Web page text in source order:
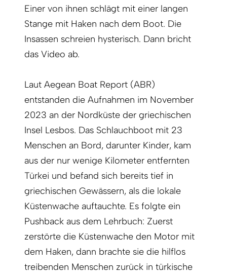
Einer von ihnen schlägt mit einer langen
Stange mit Haken nach dem Boot. Die
Insassen schreien hysterisch. Dann bricht
das Video ab.
Laut Aegean Boat Report (ABR)
entstanden die Aufnahmen im November
2023 an der Nordküste der griechischen
Insel Lesbos. Das Schlauchboot mit 23
Menschen an Bord, darunter Kinder, kam
aus der nur wenige Kilometer entfernten
Türkei und befand sich bereits tief in
griechischen Gewässern, als die lokale
Küstenwache auftauchte. Es folgte ein
Pushback aus dem Lehrbuch: Zuerst
zerstörte die Küstenwache den Motor mit
dem Haken, dann brachte sie die hilflos
treibenden Menschen zurück in türkische